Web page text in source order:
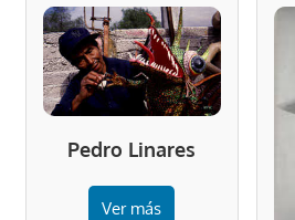
Pedro Linares
Ver más